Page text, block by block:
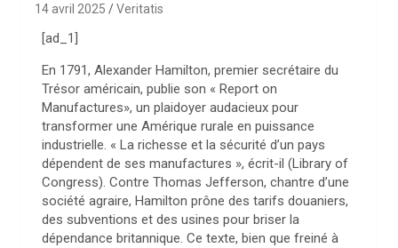
14 avril 2025 Veritatis
[ad_1]
En 1791, Alexander Hamilton, premier secrétaire du
Trésor américain, publie son « Report on
Manufactures», un plaidoyer audacieux pour
transformer une Amérique rurale en puissance
industrielle. « La richesse et la sécurité d’un pays
dépendent de ses manufactures », écrit-il (Library of
Congress). Contre Thomas Jefferson, chantre d’une
société agraire, Hamilton prône des tarifs douaniers,
des subventions et des usines pour briser la
dépendance britannique. Ce texte, bien que freiné à